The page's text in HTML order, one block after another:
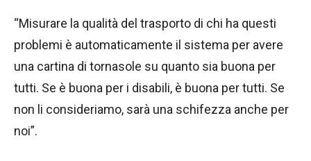
“Misurare la qualità del trasporto di chi ha questi
problemi è automaticamente il sistema per avere
una cartina di tornasole su quanto sia buona per
tutti. Se è buona per i disabili, è buona per tutti. Se
non li consideriamo, sarà una schifezza anche per
noi”.